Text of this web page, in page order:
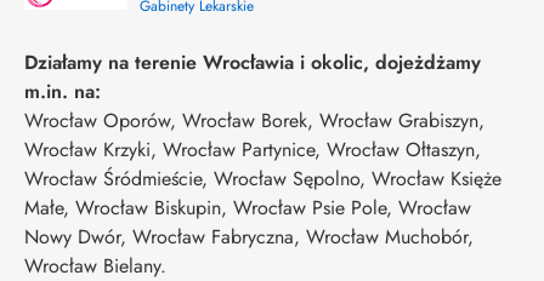
Gabinety Lekarskie
Działamy na terenie Wrocławia i okolic, dojeżdżamy
m.in. na:
Wrocław Oporów, Wrocław Borek, Wrocław Grabiszyn,
Wrocław Krzyki, Wrocław Partynice, Wrocław Ołtaszyn,
Wrocław Śródmieście, Wrocław Sępolno, Wrocław Księże
Małe, Wrocław Biskupin, Wrocław Psie Pole, Wrocław
Nowy Dwór, Wrocław Fabryczna, Wrocław Muchobór,
Wrocław Bielany.